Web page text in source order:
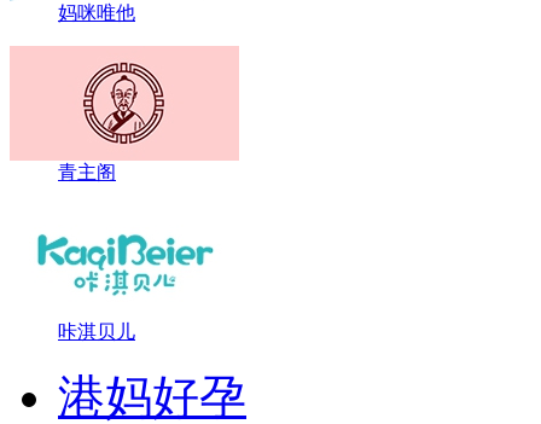
妈咪唯他
青主阁
咔淇贝儿
港妈好孕